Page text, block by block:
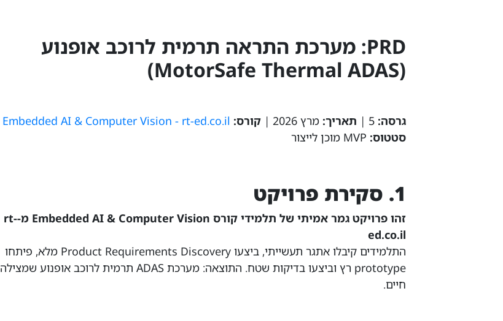
PRD: מערכת התראה תרמית לרוכב אופנוע
(MotorSafe Thermal ADAS)
גרסה: 5 | תאריך: מרץ 2026 | קורס: Embedded AI & Computer Vision - rt-ed.co.il
סטטוס:
1. סקירת פרויקט
זהו פרויקט גמר אמיתי של תלמידי קורס Embedded AI & Computer Vision מ-rt-
ed.co.il
התלמידים קיבלו אתגר תעשייתי, ביצעו Product Requirements Discovery מלא, פיתחו
prototype רץ וביצעו בדיקות שטח. התוצאה: מערכת ADAS תרמית לרוכב אופנוע שמצילה
חיים.